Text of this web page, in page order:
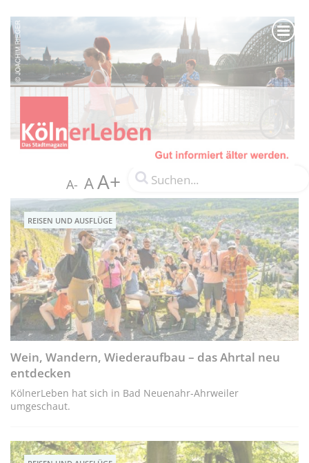
A- AA+
REISEN UND AUSFLÜGE
Wein, Wandern, Wiederaufbau – das Ahrtal neu
entdecken
KölnerLeben hat sich in Bad Neuenahr-Ahrweiler
umgeschaut.